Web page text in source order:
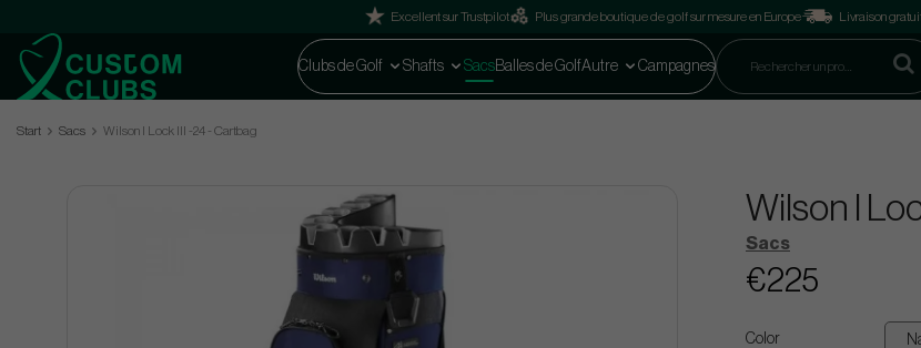
Excellent sur Trustpilot Plus grande boutique de golf sur mesure en Europe Livraison
Clubs de Golf Shafts SacsBalles de GolfAutre Campagnes
Start Sacs Wilson I Lock lll -24 - Cartbag
Wilson I
Sacs
€225
Color